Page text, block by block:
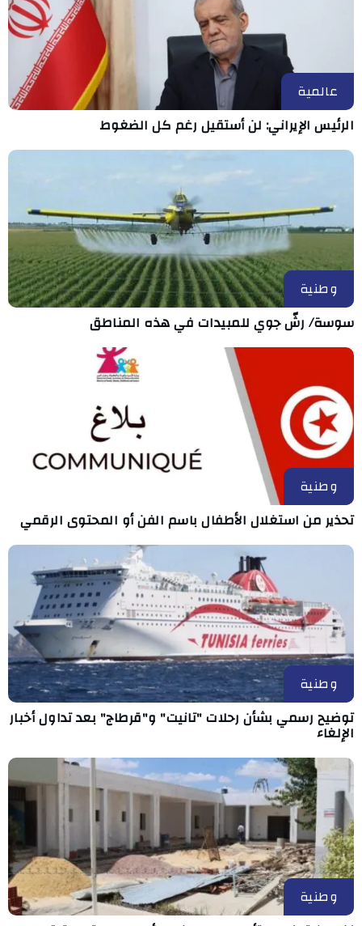
عالمية
الرئيس الإيراني: لن أستقيل رغم كل الضغوط
وطنية
سوسة/ رشّ جوي للمبيدات في هذه المناطق
وطنية
تحذير من استغلال الأطفال باسم الفن أو المحتوى الرقمي
وطنية
توضيح رسمي بشأن رحلات "تانيت" و"قرطاج" بعد تداول أخبار
الإلغاء
وطنية